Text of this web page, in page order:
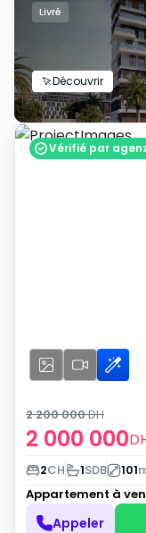
Livré
Découvrir
Vérifié par
2 000 000
2 200 000DH
2CH 1SDB 101
Appartement à
Appeler